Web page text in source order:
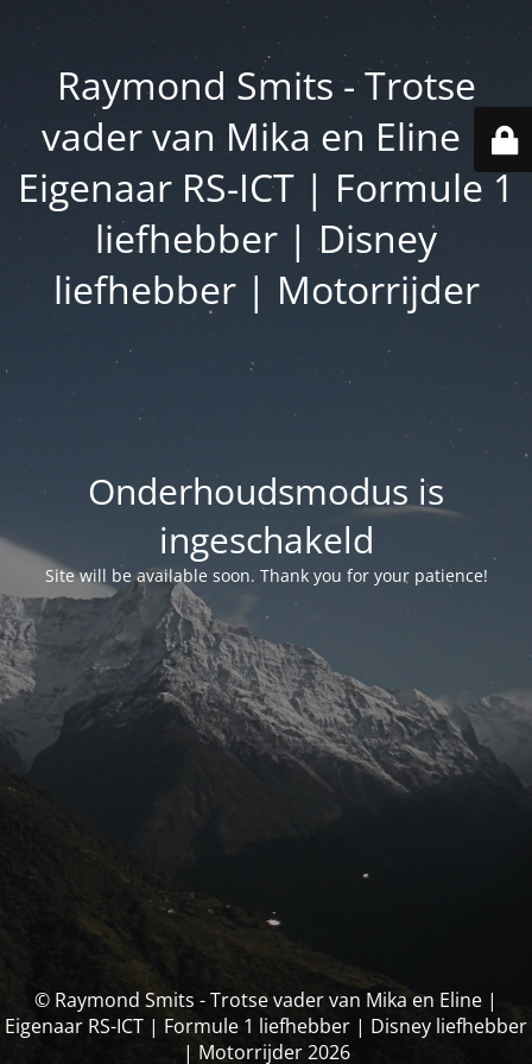
Raymond Smits - Trotse
vader van Mika en Eline |
Eigenaar RS-ICT | Formule 1
liefhebber | Disney
liefhebber | Motorrijder
Onderhoudsmodus is
ingeschakeld
Site will be available soon. Thank you for your patience!
© Raymond Smits - Trotse vader van Mika en Eline |
Eigenaar RS-ICT | Formule 1 liefhebber | Disney liefhebber
| Motorrijder 2026